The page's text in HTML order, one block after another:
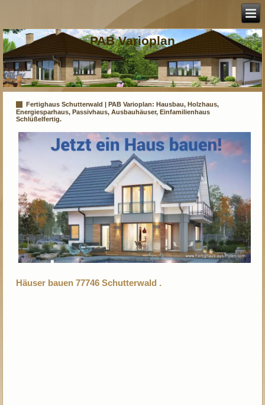
PAB Varioplan
Fertighaus Schutterwald | PAB Varioplan: Hausbau, Holzhaus,
Energiesparhaus, Passivhaus, Ausbauhäuser, Einfamilienhaus
Schlüßelfertig.
Häuser bauen 77746 Schutterwald .